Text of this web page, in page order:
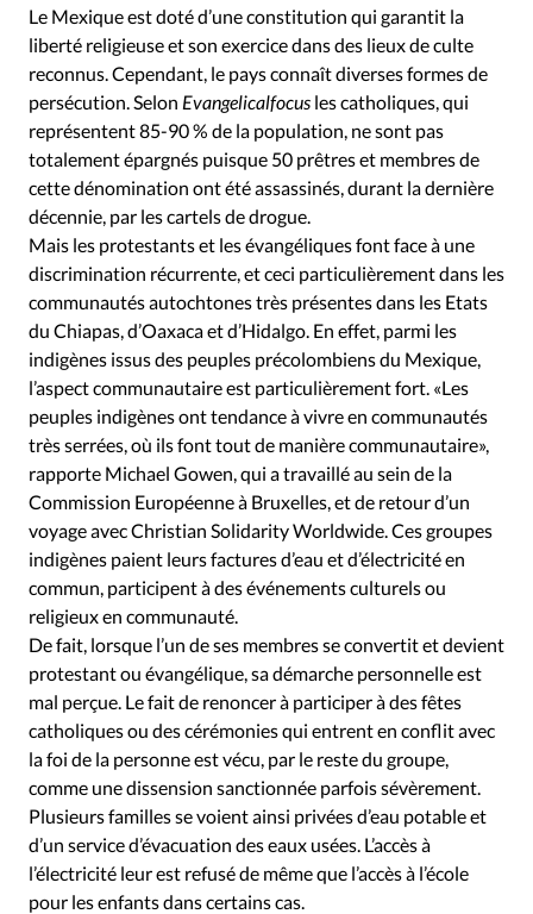
Le Mexique est doté d’une constitution qui garantit la
liberté religieuse et son exercice dans des lieux de culte
reconnus. Cependant, le pays connaît diverses formes de
persécution. Selon Evangelicalfocus les catholiques, qui
représentent 85-90 % de la population, ne sont pas
totalement épargnés puisque 50 prêtres et membres de
cette dénomination ont été assassinés, durant la dernière
décennie, par les cartels de drogue.
Mais les protestants et les évangéliques font face à une
discrimination récurrente, et ceci particulièrement dans les
communautés autochtones très présentes dans les Etats
du Chiapas, d’Oaxaca et d’Hidalgo. En effet, parmi les
indigènes issus des peuples précolombiens du Mexique,
l’aspect communautaire est particulièrement fort. «Les
peuples indigènes ont tendance à vivre en communautés
très serrées, où ils font tout de manière communautaire»,
rapporte Michael Gowen, qui a travaillé au sein de la
Commission Européenne à Bruxelles, et de retour d’un
voyage avec Christian Solidarity Worldwide. Ces groupes
indigènes paient leurs factures d’eau et d’électricité en
commun, participent à des événements culturels ou
religieux en communauté.
De fait, lorsque l’un de ses membres se convertit et devient
protestant ou évangélique, sa démarche personnelle est
mal perçue. Le fait de renoncer à participer à des fêtes
catholiques ou des cérémonies qui entrent en conflit avec
la foi de la personne est vécu, par le reste du groupe,
comme une dissension sanctionnée parfois sévèrement.
Plusieurs familles se voient ainsi privées d’eau potable et
d’un service d’évacuation des eaux usées. L’accès à
l’électricité leur est refusé de même que l’accès à l’école
pour les enfants dans certains cas.